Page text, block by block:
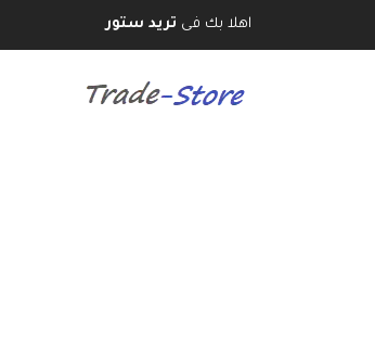
اهلا بك فى تريد ستور